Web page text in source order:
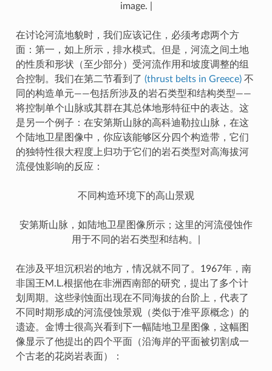
image. |
在讨论河流地貌时，我们应该记住，必须考虑两个方
面：第一，如上所示，排水模式。但是，河流之间土地
的性质和形状（至少部分）受河流作用和坡度调整的组
合控制。我们在第二节看到了 (thrust belts in Greece)不
同的构造单元——包括所涉及的岩石类型和结构类型——
将控制单个山脉或其群在其总体地形特征中的表达。这
是另一个例子：在安第斯山脉的高科迪勒拉山脉，在这
个陆地卫星图像中，你应该能够区分四个构造带，它们
的独特性很大程度上归功于它们的岩石类型对高海拔河
流侵蚀影响的反应：
不同构造环境下的高山景观
安第斯山脉，如陆地卫星图像所示；这里的河流侵蚀作
用于不同的岩石类型和结构。|
在涉及平坦沉积岩的地方，情况就不同了。1967年，南
非国王M.L.根据他在非洲西南部的研究，提出了多个计
划周期。这些剥蚀面出现在不同海拔的台阶上，代表了
不同时期形成的河流侵蚀景观（类似于准平原概念）的
遗迹。金博士很高兴看到下一幅陆地卫星图像，这幅图
像显示了他提出的四个平面（沿海岸的平面被切割成一
个古老的花岗岩表面）：